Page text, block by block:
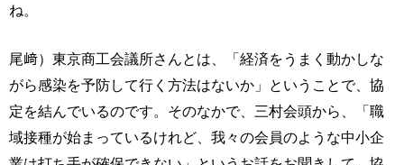
ね。
尾﨑）東京商工会議所さんとは、「経済をうまく動かしな
がら感染を予防して行く方法はないか」ということで、協
定を結んでいるのです。そのなかで、三村会頭から、「職
域接種が始まっているけれど、我々の会員のような中小企